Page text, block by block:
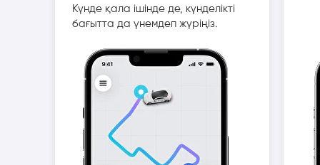
Күнде қала ішінде де, күнделікті
бағытта да үнемдеп жүріңіз.